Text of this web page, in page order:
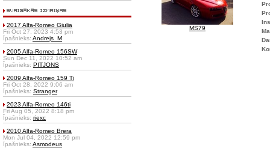
2017 Alfa-Romeo Giulia
Fri Oct 27, 2023 4:53 pm
Īpašnieks: Andrejs_M
2005 Alfa-Romeo 156SW
Sun Dec 11, 2022 10:52 am
Īpašnieks: PITJONS
2009 Alfa-Romeo 159 Ti
Fri Oct 28, 2022 9:06 am
Īpašnieks: Stranger
2023 Alfa-Romeo 146ti
Fri Aug 05, 2022 8:18 pm
Īpašnieks: riexc
2010 Alfa-Romeo Brera
Mon Jul 04, 2022 12:59 pm
Īpašnieks: Asmodeus
MS79